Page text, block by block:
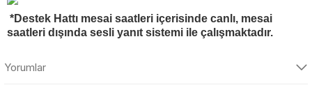
*Destek Hattı mesai saatleri içerisinde canlı, mesai
saatleri dışında sesli yanıt sistemi ile çalışmaktadır.
Yorumlar